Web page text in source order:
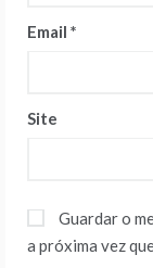
Email *
Site
Guardar o
a próxima vez